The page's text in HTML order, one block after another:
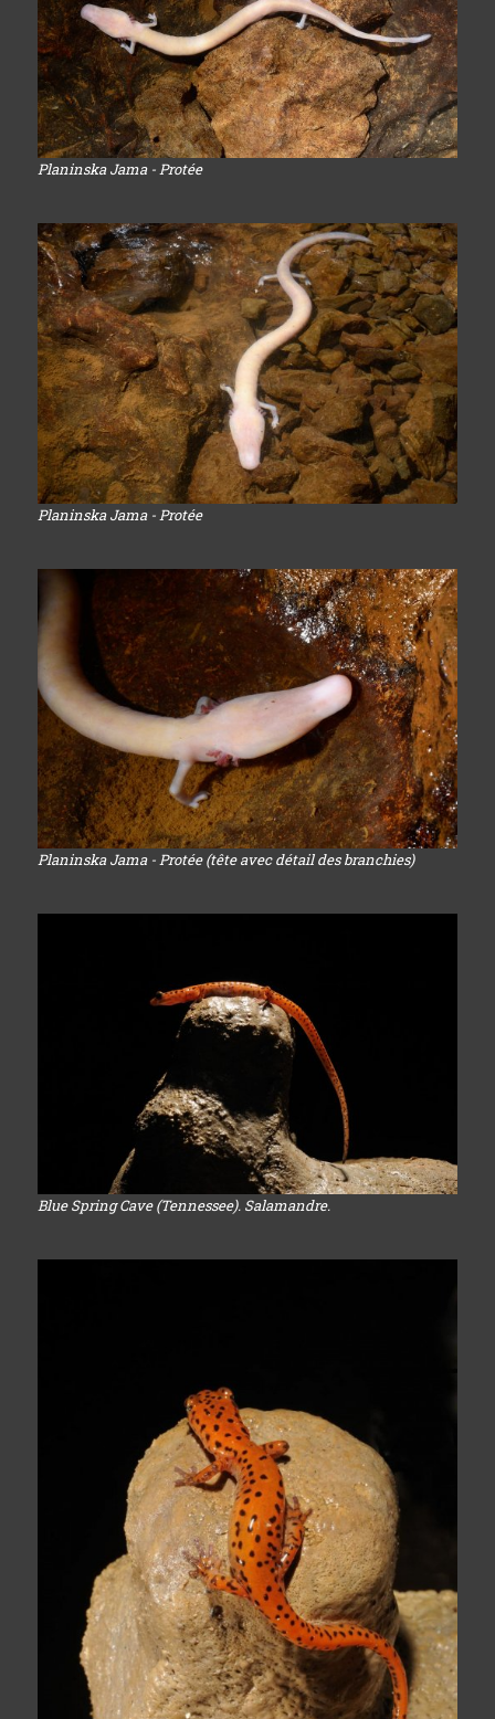
Planinska Jama - Protée
Planinska Jama - Protée
Planinska Jama - Protée (tête avec détail des branchies)
Blue Spring Cave (Tennessee). Salamandre.